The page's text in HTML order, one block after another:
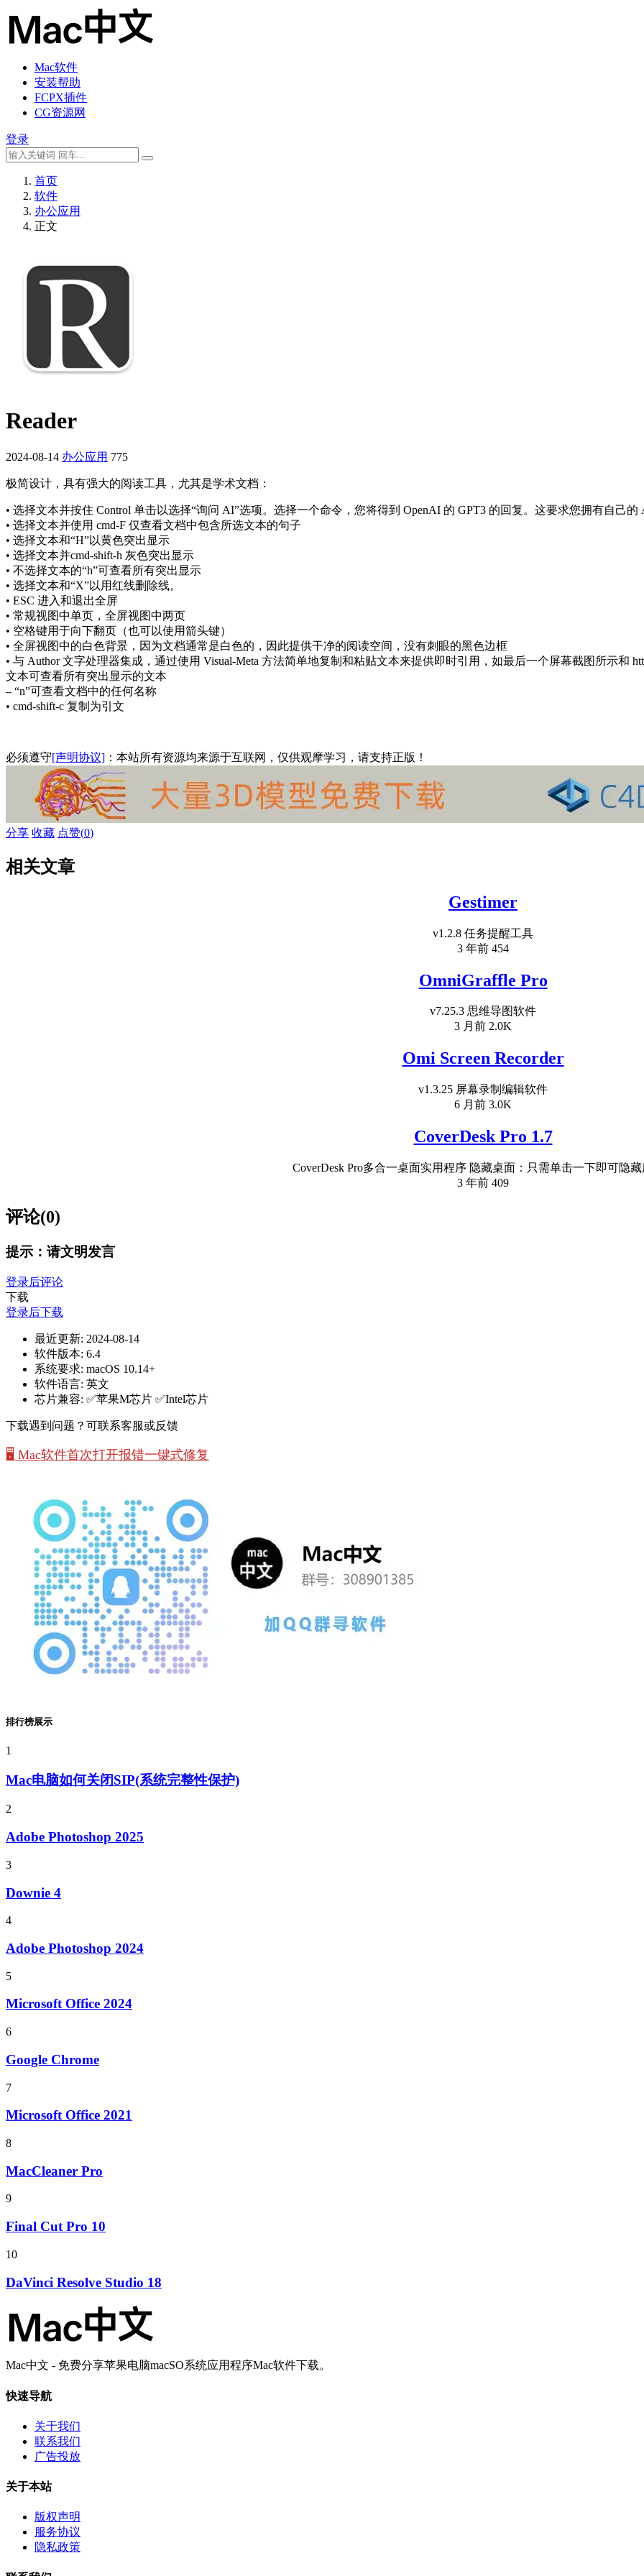
Mac软件
安装帮助
FCPX插件
CG资源网
登录
首页
软件
办公应用
正文
Reader
2024-08-14 办公应用 775
极简设计，具有强大的阅读工具，尤其是学术文档：
• 选择文本并按住 Control 单击以选择“询问 AI”选项。选择一个命令，您将得到 OpenAI 的 GPT3 的回复。这要求您拥有自己的
• 选择文本并使用 cmd-F 仅查看文档中包含所选文本的句子
• 选择文本和“H”以黄色突出显示
• 选择文本并cmd-shift-h 灰色突出显示
• 不选择文本的“h”可查看所有突出显示
• 选择文本和“X”以用红线删除线。
• ESC 进入和退出全屏
• 常规视图中单页，全屏视图中两页
• 空格键用于向下翻页（也可以使用箭头键）
• 全屏视图中的白色背景，因为文档通常是白色的，因此提供干净的阅读空间，没有刺眼的黑色边框
• 与 Author 文字处理器集成，通过使用 Visual-Meta 方法简单地复制和粘贴文本来提供即时引用，如最后一个屏幕截图所示和
文本可查看所有突出显示的文本
– “n”可查看文档中的任何名称
• cmd-shift-c 复制为引文
必须遵守[声明协议] ：本站所有资源均来源于互联网，仅供观摩学习，请支持正版！
分享 收藏 点赞(0)
相关文章
Gestimer
v1.2.8 任务提醒工具
3 年前 454
OmniGraffle Pro
v7.25.3 思维导图软件
3 月前 2.0K
Omi Screen Recorder
v1.3.25 屏幕录制编辑软件
6 月前 3.0K
CoverDesk Pro 1.7
CoverDesk Pro多合一桌面实用程序 隐藏桌面：只需单击一下即可隐
3 年前 409
评论(0)
提示：请文明发言
登录后评论
下载
登录后下载
最近更新: 2024-08-14
软件版本: 6.4
系统要求: macOS 10.14+
软件语言: 英文
芯片兼容: ✅苹果M芯片 ✅Intel芯片
下载遇到问题？可联系客服或反馈
🖥️ Mac软件首次打开报错一键式修复
排行榜展示
1
Mac电脑如何关闭SIP(系统完整性保护)
2
Adobe Photoshop 2025
3
Downie 4
4
Adobe Photoshop 2024
5
Microsoft Office 2024
6
Google Chrome
7
Microsoft Office 2021
8
MacCleaner Pro
9
Final Cut Pro 10
10
DaVinci Resolve Studio 18
Mac中文 - 免费分享苹果电脑macSO系统应用程序Mac软件下载。
快速导航
关于我们
联系我们
广告投放
关于本站
版权声明
服务协议
隐私政策